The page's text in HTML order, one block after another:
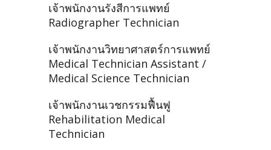
เจ้าพนักงานรังสีการแพทย์
Radiographer Technician
เจ้าพนักงานวิทยาศาสตร์การแพทย์
Medical Technician Assistant /
Medical Science Technician
เจ้าพนักงานเวชกรรมฟื้นฟู
Rehabilitation Medical
Technician